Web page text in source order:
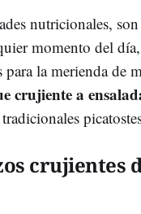
nutricionales,
momento del
para la merienda de
crujiente a
crujientes